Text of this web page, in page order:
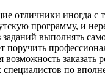
отличники иногда с
программу, и
выполнять
поручить
возможность заказать
по